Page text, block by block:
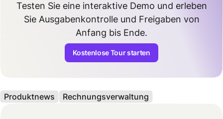
Testen Sie eine interaktive Demo und erleben
Sie Ausgabenkontrolle und Freigaben von
Anfang bis Ende.
Kostenlose Tour starten
Produktnews Rechnungsverwaltung